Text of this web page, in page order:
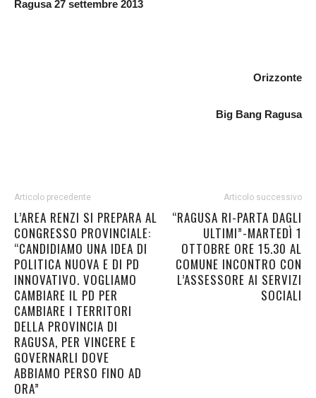
Ragusa 27 settembre 2013
Orizzonte
Big Bang Ragusa
Articolo precedente
L’AREA RENZI SI PREPARA AL
CONGRESSO PROVINCIALE:
“CANDIDIAMO UNA IDEA DI
POLITICA NUOVA E DI PD
INNOVATIVO. VOGLIAMO
CAMBIARE IL PD PER
CAMBIARE I TERRITORI
DELLA PROVINCIA DI
RAGUSA, PER VINCERE E
GOVERNARLI DOVE
ABBIAMO PERSO FINO AD
ORA”
Articolo successivo
“RAGUSA RI-PARTA DAGLI
ULTIMI”-MARTEDÌ 1
OTTOBRE ORE 15.30 AL
COMUNE INCONTRO CON
L’ASSESSORE AI SERVIZI
SOCIALI